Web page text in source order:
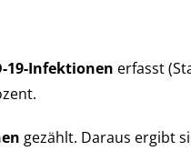
19-Infek­tio­nen er­fasst
ge­zählt. Daraus er­gibt